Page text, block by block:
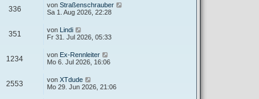
336 von Straßenschrauber
Sa 1. Aug 2026, 22:28
351 von Lindi
Fr 31. Jul 2026, 05:33
1234 von Ex-Rennleiter
Mo 6. Jul 2026, 16:06
2553 von XTdude
Mo 29. Jun 2026, 21:06